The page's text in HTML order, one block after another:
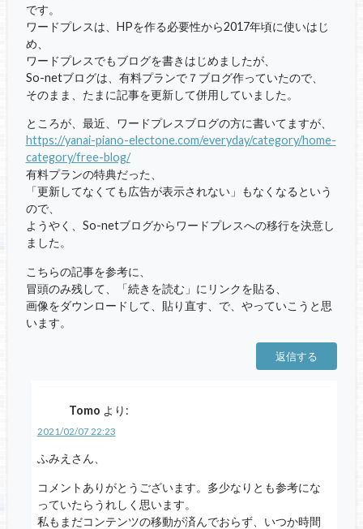
です。
ワードプレスは、HPを作る必要性から2017年頃に使いはじ
め、
ワードプレスでもブログを書きはじめましたが、
So-netブログは、有料プランで７ブログ作っていたので、
そのまま、たまに記事を更新して併用していました。
ところが、最近、ワードプレスブログの方に書いてますが、
https://yanai-piano-electone.com/everyday/category/home-
category/free-blog/
有料プランの特典だった、
「更新してなくても広告が表示されない」もなくなるという
ので、
ようやく、So-netブログからワードプレスへの移行を決意し
ました。
こちらの記事を参考に、
冒頭のみ残して、「続きを読む」にリンクを貼る、
画像をダウンロードして、貼り直す、で、やっていこうと思
います。
返信する
Tomo より:
2021/02/07 22:23
ふみえさん、
コメントありがとうございます。多少なりとも参考にな
っていたらうれしく思います。
私もまだコンテンツの移動が済んでおらず、いつか時間